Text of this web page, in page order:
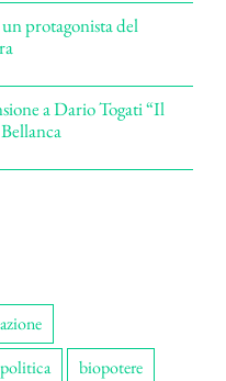
protagonista del
a Dario Togati “Il
biopotere